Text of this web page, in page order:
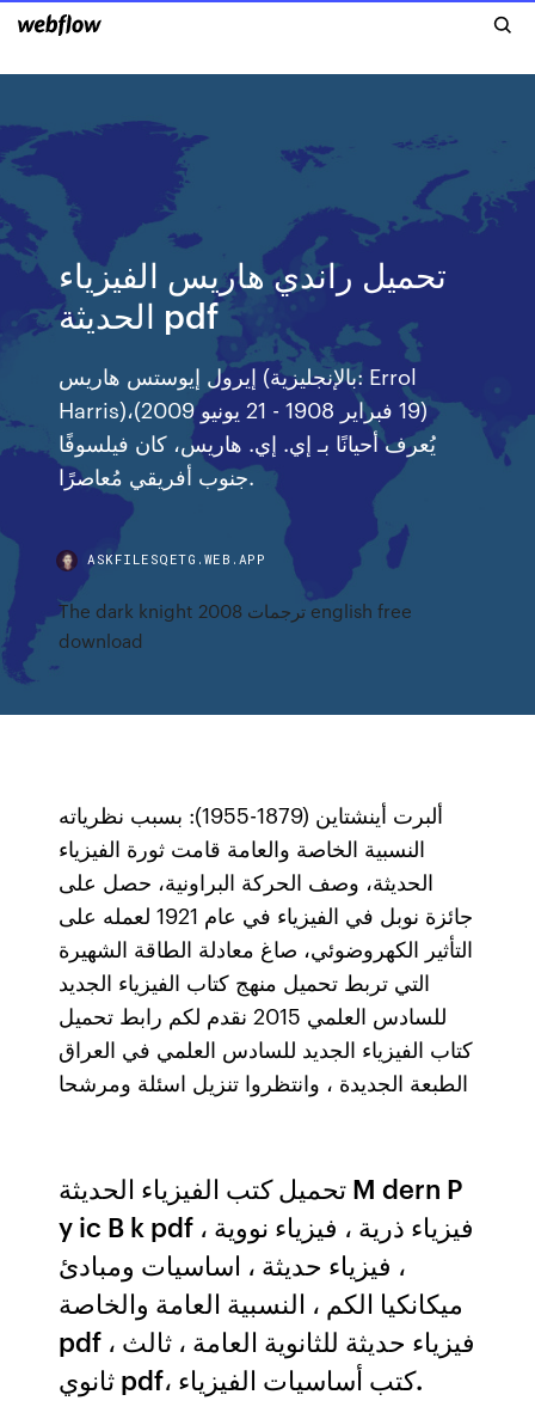
تحميل راندي هاريس الفيزياء
الحديثة pdf
إيرول إيوستس هاريس (بالإنجليزية: Errol
Harris)‏ (19 فبراير 1908 - 21 يونيو 2009)،
يُعرف أحيانًا بـ إي. إي. هاريس، كان فيلسوفًا
جنوب أفريقي مُعاصرًا.
ASKFILESQETG.WEB.APP
The dark knight 2008 ترجمات english free
download
ألبرت أينشتاين (1879-1955): بسبب نظرياته
النسبية الخاصة والعامة قامت ثورة الفيزياء
الحديثة، وصف الحركة البراونية، حصل على
جائزة نوبل في الفيزياء في عام 1921 لعمله على
التأثير الكهروضوئي، صاغ معادلة الطاقة الشهيرة
التي تربط تحميل منهج كتاب الفيزياء الجديد
للسادس العلمي 2015 نقدم لكم رابط تحميل
كتاب الفيزياء الجديد للسادس العلمي في العراق
الطبعة الجديدة ، وانتظروا تنزيل اسئلة ومرشحا
تحميل كتب الفيزياء الحديثة M dern P
y ic B k pdf ، فيزياء ذرية ، فيزياء نووية
، فيزياء حديثة ، اساسيات ومبادئ
ميكانكيا الكم ، النسبية العامة والخاصة
pdf ، فيزياء حديثة للثانوية العامة ، ثالث
ثانوي pdf، كتب أساسيات الفيزياء.